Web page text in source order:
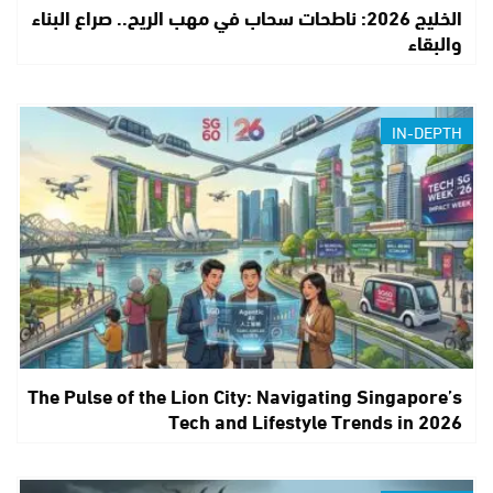
الخليج 2026: ناطحات سحاب في مهب الريح.. صراع البناء
والبقاء
IN-DEPTH
The Pulse of the Lion City: Navigating Singapore’s
Tech and Lifestyle Trends in 2026